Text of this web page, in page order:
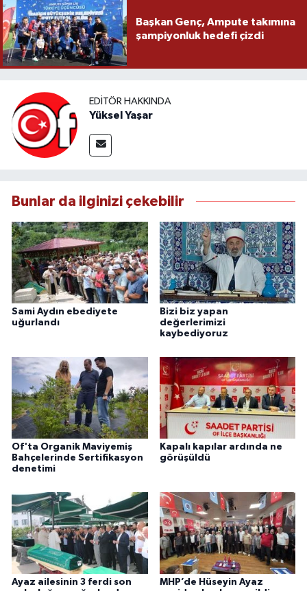
Başkan Genç, Ampute takımına
şampiyonluk hedefi çizdi
EDITÖR HAKKINDA
Yüksel Yaşar
Bunlar da ilginizi çekebilir
Sami Aydın ebediyete
uğurlandı
Bizi biz yapan
değerlerimizi
kaybediyoruz
Of'ta Organik Maviyemiş
Bahçelerinde Sertifikasyon
denetimi
Kapalı kapılar ardında ne
görüşüldü
Ayaz ailesinin 3 ferdi son
MHP’de Hüseyin Ayaz